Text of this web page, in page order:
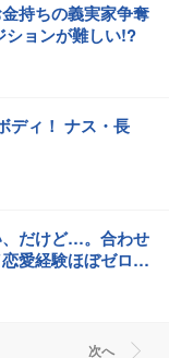
持ちの義実家争奪
ションが難しい!?
ディ！ ナス・長
だけど…。合わせ
愛経験ほぼゼロ！
むまで
次へ